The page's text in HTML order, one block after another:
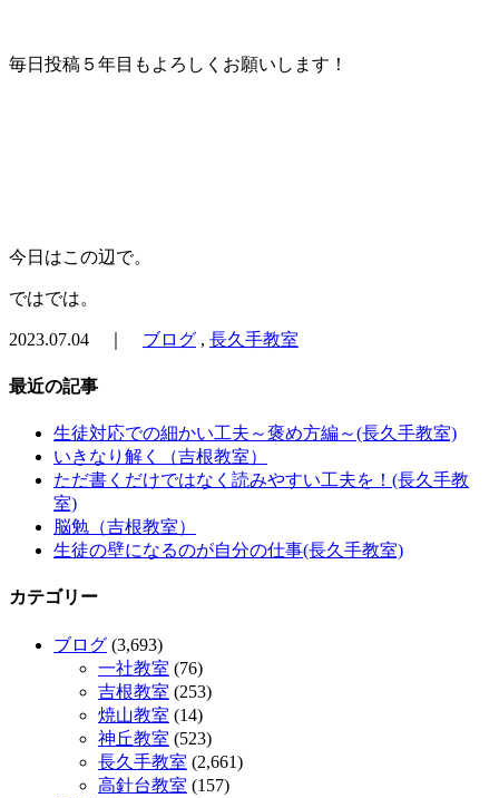
毎日投稿５年目もよろしくお願いします！
今日はこの辺で。
ではでは。
2023.07.04 ｜ ブログ , 長久手教室
最近の記事
生徒対応での細かい工夫～褒め方編～(長久手教室)
いきなり解く（吉根教室）
ただ書くだけではなく読みやすい工夫を！(長久手教
室)
脳勉（吉根教室）
生徒の壁になるのが自分の仕事(長久手教室)
カテゴリー
ブログ (3,693)
一社教室 (76)
吉根教室 (253)
焼山教室 (14)
神丘教室 (523)
長久手教室 (2,661)
高針台教室 (157)